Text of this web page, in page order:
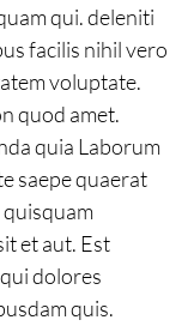
qui. deleniti
facilis nihil vero
voluptate.
quod amet.
quia Laborum
saepe quaerat
et aut. Est
dolores
quis.